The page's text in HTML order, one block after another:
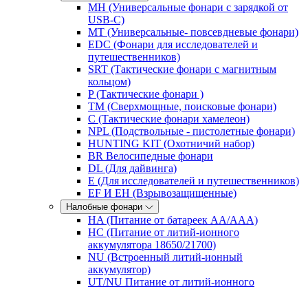
MH (Универсальные фонари с зарядкой от
USB-C)
MT (Универсальные- повсевдневые фонари)
EDC (Фонари для исследователей и
путешественников)
SRT (Тактические фонари с магнитным
кольцом)
P (Тактические фонари )
TM (Сверхмощные, поисковые фонари)
C (Тактические фонари хамелеон)
NPL (Подствольные - пистолетные фонари)
HUNTING KIT (Охотничий набор)
BR Велосипедные фонари
DL (Для дайвинга)
E (Для исследователей и путешественников)
EF И EH (Взрывозащищенные)
Налобные фонари
HA (Питание от батареек AA/AAA)
HC (Питание от литий-ионного
аккумулятора 18650/21700)
NU (Встроенный литий-ионный
аккумулятор)
UT/NU Питание от литий-ионного